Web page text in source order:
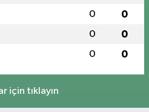
0 0
0 0
0 0
için tıklayın